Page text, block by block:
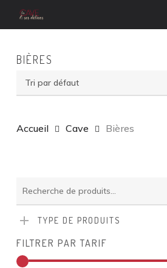
main
BIÈRES
Accueil Cave Bières
pour :
TYPE DE PRODUITS
FILTRER PAR TARIF